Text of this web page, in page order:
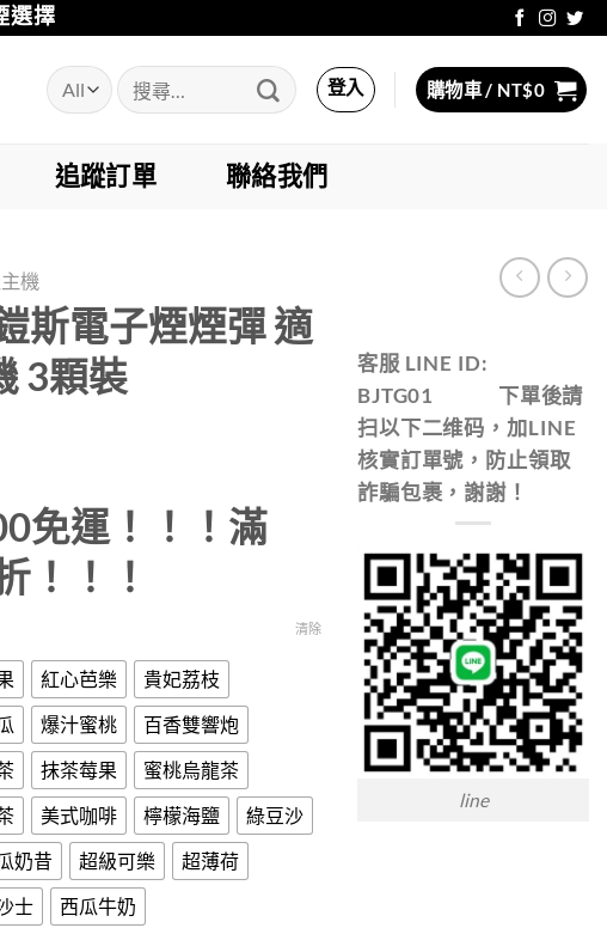
選擇
搜
尋
鍵
字:
登入 購物車 / NT$0
追蹤訂單 聯絡我們
機
斯電子煙煙彈 適
3顆裝
免運！！！滿
！！！
紅心芭樂
貴妃荔枝
爆汁蜜桃
百香雙響炮
抹茶莓果
蜜桃烏龍茶
美式咖啡 檸檬海鹽
綠豆沙
奶昔 超級可樂
超薄荷
士 西瓜牛奶
清除
客服 LINE ID:
BJTG01 下單後請
扫以下二维码，加LINE
核實訂單號，防止領取
詐騙包裹，謝謝！
line